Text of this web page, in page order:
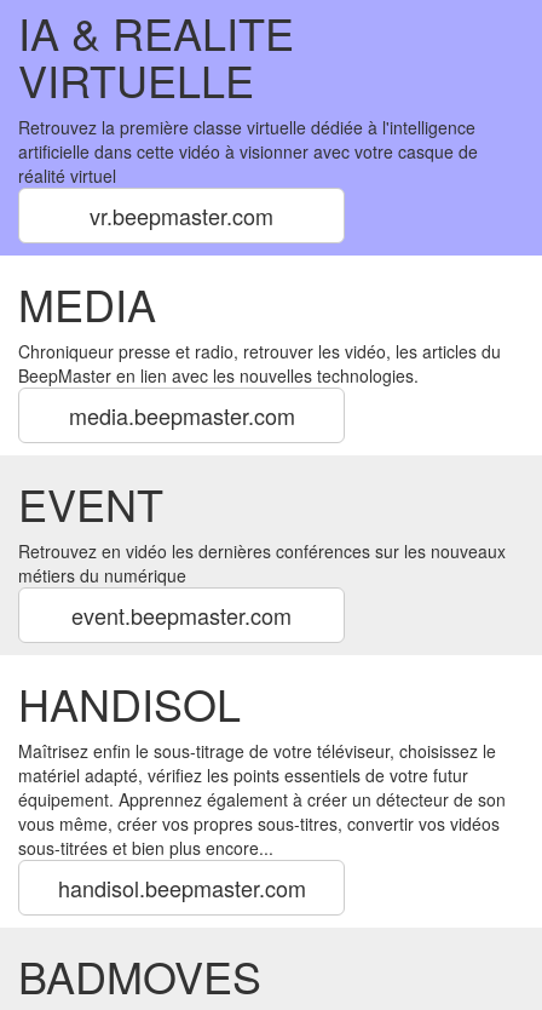
IA & REALITE
VIRTUELLE
Retrouvez la première classe virtuelle dédiée à l'intelligence
artificielle dans cette vidéo à visionner avec votre casque de
réalité virtuel
vr.beepmaster.com
MEDIA
Chroniqueur presse et radio, retrouver les vidéo, les articles du
BeepMaster en lien avec les nouvelles technologies.
media.beepmaster.com
EVENT
Retrouvez en vidéo les dernières conférences sur les nouveaux
métiers du numérique
event.beepmaster.com
HANDISOL
Maîtrisez enfin le sous-titrage de votre téléviseur, choisissez le
matériel adapté, vérifiez les points essentiels de votre futur
équipement. Apprennez également à créer un détecteur de son
vous même, créer vos propres sous-titres, convertir vos vidéos
sous-titrées et bien plus encore...
handisol.beepmaster.com
BADMOVES